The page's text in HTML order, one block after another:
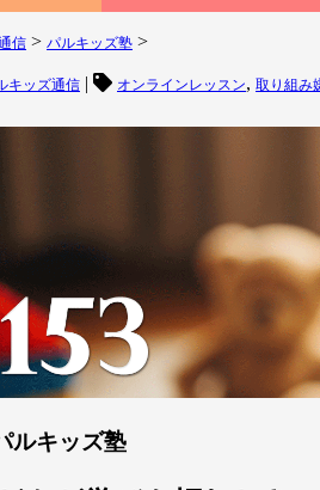
信 > パルキッズ塾 >
キッズ通信 | オンラインレッスン, 取り組み
ルキッズ塾